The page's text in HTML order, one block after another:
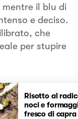
mentre il blu di
e deciso.
che
per stupire
Risotto al
noci e
fresco di capra